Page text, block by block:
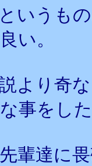
いうも
い。
より奇
事をした
輩達に